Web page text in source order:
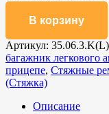
В корзину
Артикул: 35.06.3.K(L)
багажник легкового
прицепе, Стяжные
(Стяжка)
Описание